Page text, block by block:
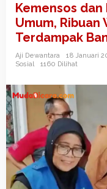
Kemensos dan
Umum, Ribuan
Terdampak
Aji Dewantara
18 Januari
Sosial
1160 Dilihat